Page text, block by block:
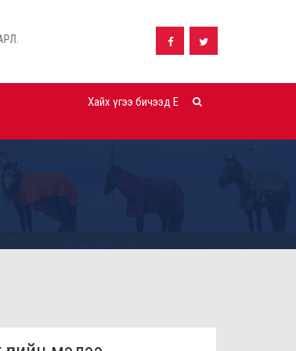
Дүүргийн орон нутгийн хөрөнгө оруулалтаар хэрэгжүүлэх: "...